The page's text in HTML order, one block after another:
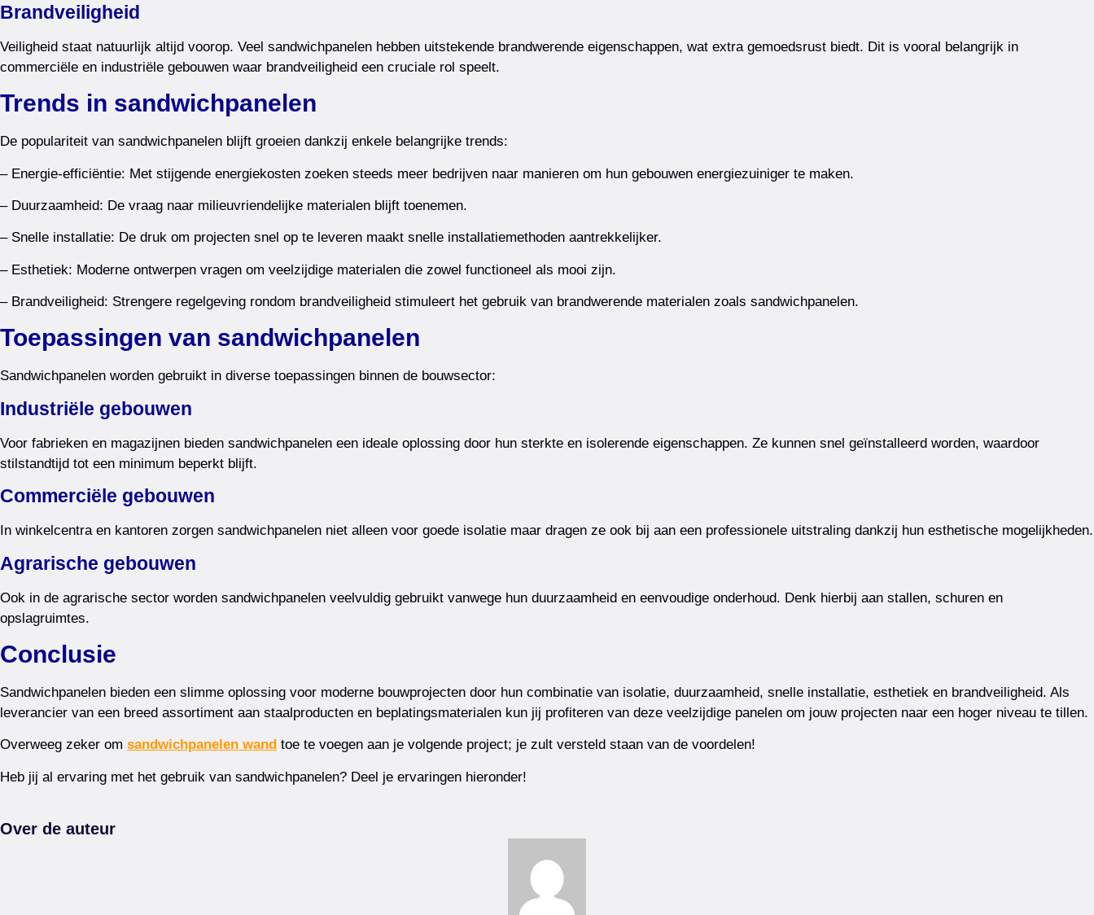
Brandveiligheid
Veiligheid staat natuurlijk altijd voorop. Veel sandwichpanelen hebben uitstekende brandwerende eigenschappen, wat extra gemoedsrust biedt. Dit is vooral belangrijk in
commerciële en industriële gebouwen waar brandveiligheid een cruciale rol speelt.
Trends in sandwichpanelen
De populariteit van sandwichpanelen blijft groeien dankzij enkele belangrijke trends:
– Energie-efficiëntie: Met stijgende energiekosten zoeken steeds meer bedrijven naar manieren om hun gebouwen energiezuiniger te maken.
– Duurzaamheid: De vraag naar milieuvriendelijke materialen blijft toenemen.
– Snelle installatie: De druk om projecten snel op te leveren maakt snelle installatiemethoden aantrekkelijker.
– Esthetiek: Moderne ontwerpen vragen om veelzijdige materialen die zowel functioneel als mooi zijn.
– Brandveiligheid: Strengere regelgeving rondom brandveiligheid stimuleert het gebruik van brandwerende materialen zoals sandwichpanelen.
Toepassingen van sandwichpanelen
Sandwichpanelen worden gebruikt in diverse toepassingen binnen de bouwsector:
Industriële gebouwen
Voor fabrieken en magazijnen bieden sandwichpanelen een ideale oplossing door hun sterkte en isolerende eigenschappen. Ze kunnen snel geïnstalleerd worden, waardoor
stilstandtijd tot een minimum beperkt blijft.
Commerciële gebouwen
In winkelcentra en kantoren zorgen sandwichpanelen niet alleen voor goede isolatie maar dragen ze ook bij aan een professionele uitstraling dankzij hun esthetische mogelijkheden.
Agrarische gebouwen
Ook in de agrarische sector worden sandwichpanelen veelvuldig gebruikt vanwege hun duurzaamheid en eenvoudige onderhoud. Denk hierbij aan stallen, schuren en
opslagruimtes.
Conclusie
Sandwichpanelen bieden een slimme oplossing voor moderne bouwprojecten door hun combinatie van isolatie, duurzaamheid, snelle installatie, esthetiek en brandveiligheid. Als
leverancier van een breed assortiment aan staalproducten en beplatingsmaterialen kun jij profiteren van deze veelzijdige panelen om jouw projecten naar een hoger niveau te tillen.
Overweeg zeker om sandwichpanelen wand toe te voegen aan je volgende project; je zult versteld staan van de voordelen!
Heb jij al ervaring met het gebruik van sandwichpanelen? Deel je ervaringen hieronder!
Over de auteur